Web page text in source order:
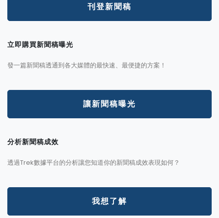
刊登新聞稿
立即購買新聞稿曝光
發一篇新聞稿透通到各大媒體的最快速、最便捷的方案！
讓新聞稿曝光
分析新聞稿成效
透過Trek數據平台的分析讓您知道你的新聞稿成效表現如何？
我想了解